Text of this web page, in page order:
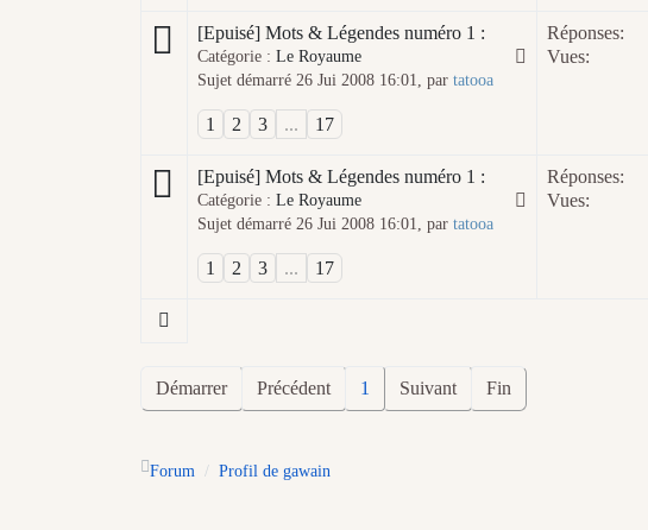
[Epuisé] Mots & Légendes numéro 1 :
Catégorie : Le Royaume
Sujet démarré 26 Jui 2008 16:01, par tatooa
1 2 3 ... 17
Réponses:
Vues:
[Epuisé] Mots & Légendes numéro 1 :
Catégorie : Le Royaume
Sujet démarré 26 Jui 2008 16:01, par tatooa
1 2 3 ... 17
Réponses:
Vues:
Démarrer Précédent 1 Suivant Fin
Forum Profil de gawain